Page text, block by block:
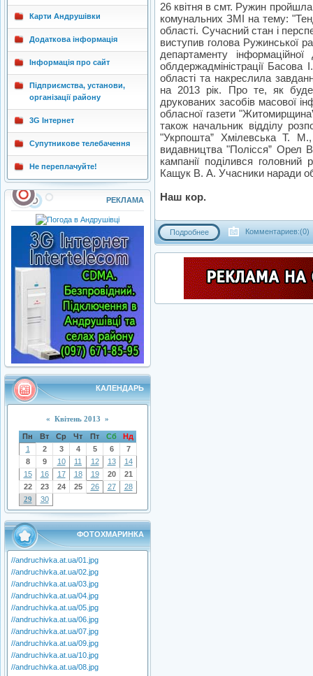
Карти Андрушівки
Додаткова інформація
Інформація про сайт
Підприємства, установи,
організації району
3G Інтернет
Супутникове телебачення
Не переплачуйте!
РЕКЛАМА
КАЛЕНДАРЬ
« Квітень 2013 »
Пн Вт Ср Чт Пт Сб
Нд
1
2 3 4 5 6
7
8
9 10 11 12 13
14
15
16 17 18 19 20
21
22
23 24 25 26 27
28
29
30
ФОТОХМАРИНКА
//andruchivka.at.ua/01.jpg
//andruchivka.at.ua/02.jpg
//andruchivka.at.ua/03.jpg
//andruchivka.at.ua/04.jpg
//andruchivka.at.ua/05.jpg
//andruchivka.at.ua/06.jpg
//andruchivka.at.ua/07.jpg
//andruchivka.at.ua/09.jpg
//andruchivka.at.ua/10.jpg
//andruchivka.at.ua/08.jpg
26 квітня в смт. Ружин
комунальних ЗМІ на тему:
області. Сучасний стан і
виступив голова Ружинської
департаменту інформаційної
облдержадміністрації
області та накреслила
на 2013 рік. Про те, як буде
друкованих засобів масової
обласної газети
також начальник відділу
"Укрпошта” Хмілевська Т. М.,
видавництва "Полісся” Орел
кампанії поділився головний
Кащук В. А. Учасники наради
Наш кор.
Подробнее Комментариев:(0)